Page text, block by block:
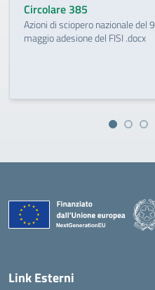
Circolare 385
Azioni di sciopero nazionale del 9
maggio adesione del FISI .docx
Link Esterni